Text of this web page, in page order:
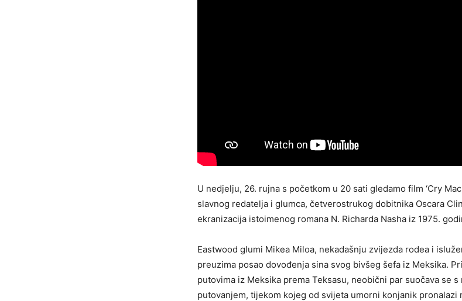
U nedjelju, 26. rujna s početkom u 20 sati gledamo film ‘Cry
slavnog redatelja i glumca, četverostrukog dobitnika Oscara
ekranizacija istoimenog romana N. Richarda Nasha iz 1975.
Eastwood glumi Mikea Miloa, nekadašnju zvijezda rodea i
preuzima posao dovođenja sina svog bivšeg šefa iz Meksika.
putovima iz Meksika prema Teksasu, neobični par suočava se
putovanjem, tijekom kojeg od svijeta umorni konjanik pronalazi